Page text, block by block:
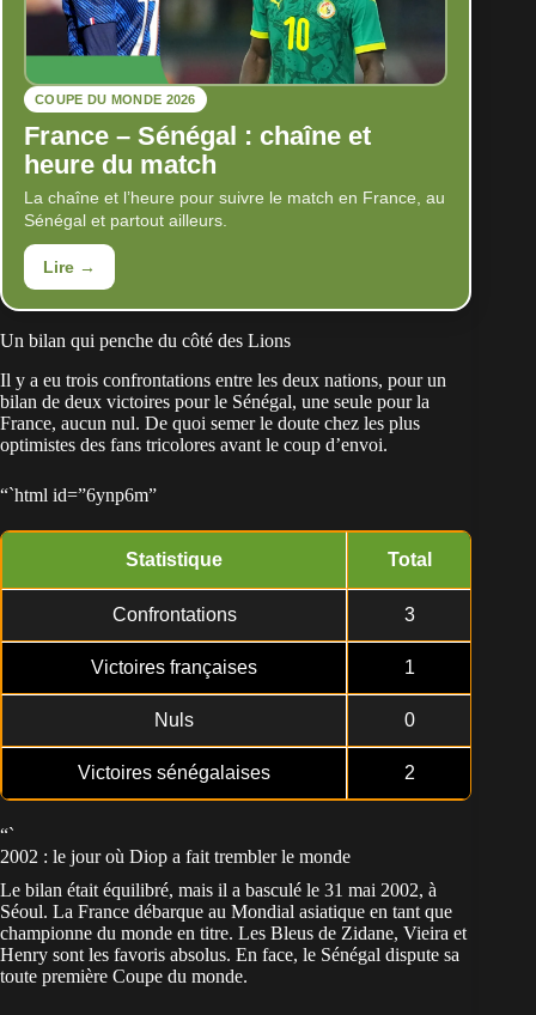
COUPE DU MONDE 2026
France – Sénégal : chaîne et
heure du match
La chaîne et l’heure pour suivre le match en France, au
Sénégal et partout ailleurs.
Lire →
Un bilan qui penche du côté des Lions
Il y a eu trois confrontations entre les deux nations, pour un
bilan de deux victoires pour le Sénégal, une seule pour la
France, aucun nul. De quoi semer le doute chez les plus
optimistes des fans tricolores avant le coup d’envoi.
“`html id=”6ynp6m”
Statistique Total
Confrontations 3
Victoires françaises 1
Nuls 0
Victoires sénégalaises 2
“`
2002 : le jour où Diop a fait trembler le monde
Le bilan était équilibré, mais il a basculé le 31 mai 2002, à
Séoul. La France débarque au Mondial asiatique en tant que
championne du monde en titre. Les Bleus de Zidane, Vieira et
Henry sont les favoris absolus. En face, le Sénégal dispute sa
toute première Coupe du monde.